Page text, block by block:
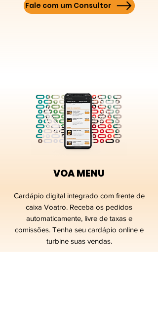
Fale com um Consultor
VOA MENU
Cardápio digital integrado com frente de
caixa Voatro. Receba os pedidos
automaticamente, livre de taxas e
comissões. Tenha seu cardápio online e
turbine suas vendas.